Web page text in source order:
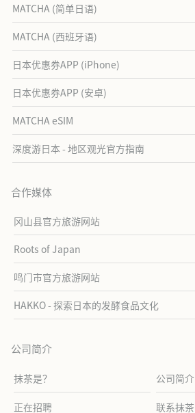
MATCHA (简单日语)
MATCHA (西班牙语)
日本优惠券APP (iPhone)
日本优惠券APP (安卓)
MATCHA eSIM
深度游日本 - 地区观光官方指南
合作媒体
冈山县官方旅游网站
Roots of Japan
鸣门市官方旅游网站
HAKKO - 探索日本的发酵食品文化
公司简介
抹茶是？ 公司简介
正在招聘 联系抹茶